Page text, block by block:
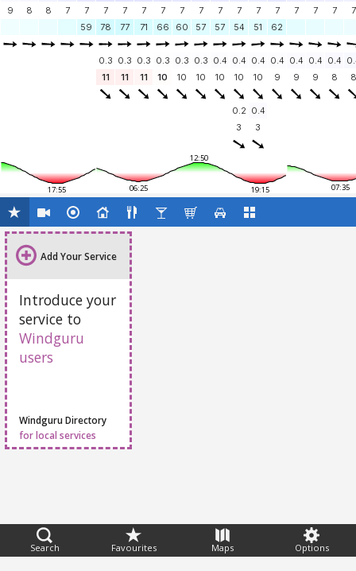
9
8 8 7 7 7 7 7 7 7 7 7 7 7 7 7 7 7
7
59
78 77 71 66 60 57 57 54 51 62
0.3 0.3 0.3 0.3 0.3 0.3 0.4 0.4 0.4 0.4 0.4 0.4 0.4
11
11 11 10 10 10 10 10 10 9 9 9 8 8
0.2 0.4
3
3
17:55
12:50
06:25 19:15 07:35
Search Favourites Maps Options
Add Your Service
Introduce your
service to
Windguru
users
Windguru Directory
for local services
Feedback
Help|FAQ|Terms|Privacy|Advertising|Stations|App